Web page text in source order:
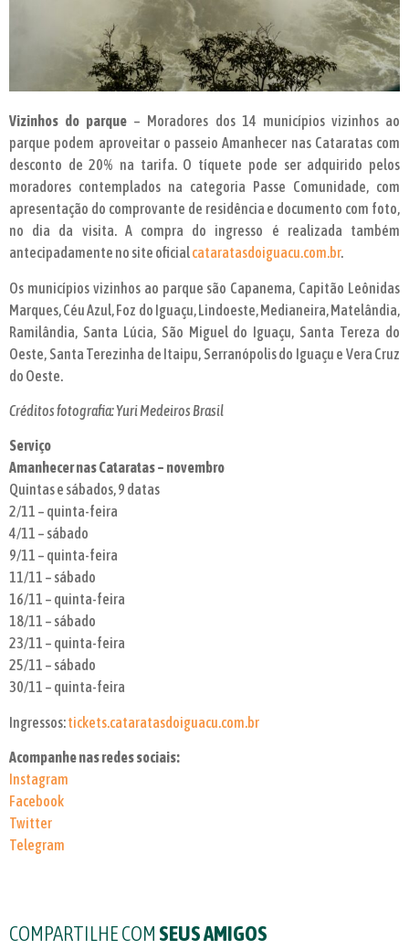
Vizinhos do parque – Moradores dos 14 municípios vizinhos ao
parque podem aproveitar o passeio Amanhecer nas Cataratas com
desconto de 20% na tarifa. O tíquete pode ser adquirido pelos
moradores contemplados na categoria Passe Comunidade, com
apresentação do comprovante de residência e documento com foto,
no dia da visita. A compra do ingresso é realizada também
antecipadamente no site oficialcataratasdoiguacu.com.br.
Os municípios vizinhos ao parque são Capanema, Capitão Leônidas
Marques, Céu Azul, Foz do Iguaçu, Lindoeste, Medianeira, Matelândia,
Ramilândia, Santa Lúcia, São Miguel do Iguaçu, Santa Tereza do
Oeste, Santa Terezinha de Itaipu, Serranópolis do Iguaçu e Vera Cruz
do Oeste.
Créditos fotografia: Yuri Medeiros Brasil
Serviço
Amanhecer nas Cataratas – novembro
Quintas e sábados, 9 datas
2/11 – quinta-feira
4/11 – sábado
9/11 – quinta-feira
11/11 – sábado
16/11 – quinta-feira
18/11 – sábado
23/11 – quinta-feira
25/11 – sábado
30/11 – quinta-feira
Ingressos:tickets.cataratasdoiguacu.com.br
Acompanhe nas redes sociais:
Instagram
Facebook
Twitter
Telegram
COMPARTILHE COM SEUS AMIGOS